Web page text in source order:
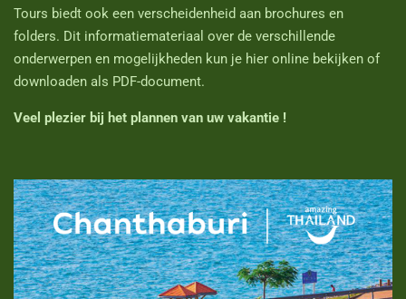
Tours biedt ook een verscheidenheid aan brochures en
folders. Dit informatiemateriaal over de verschillende
onderwerpen en mogelijkheden kun je hier online bekijken of
downloaden als PDF-document.
Veel plezier bij het plannen van uw vakantie !